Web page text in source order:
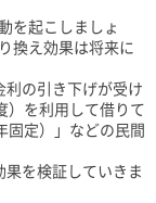
を起こしましょ
換え効果は将来に
の引き下げが受け
）を利用して借りて
固定）」などの民間
を検証していきま